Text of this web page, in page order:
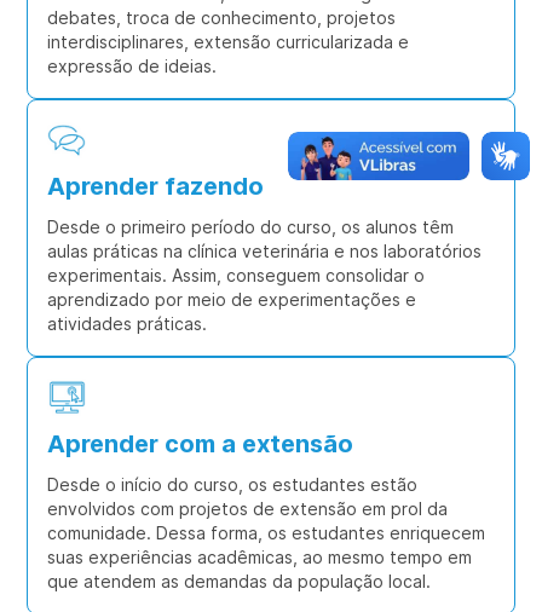
debates, troca de conhecimento, projetos
interdisciplinares, extensão curricularizada e
expressão de ideias.
Aprender fazendo
Desde o primeiro período do curso, os alunos têm
aulas práticas na clínica veterinária e nos laboratórios
experimentais. Assim, conseguem consolidar o
aprendizado por meio de experimentações e
atividades práticas.
Aprender com a extensão
Desde o início do curso, os estudantes estão
envolvidos com projetos de extensão em prol da
comunidade. Dessa forma, os estudantes enriquecem
suas experiências acadêmicas, ao mesmo tempo em
que atendem as demandas da população local.